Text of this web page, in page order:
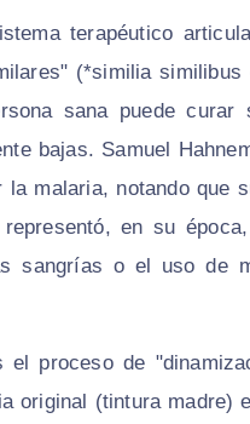
terapéutico
(*similia
sana puede
bajas. Samuel
malaria, notando
en su
sangrías o el uso de
el proceso de
original (tintura madre)